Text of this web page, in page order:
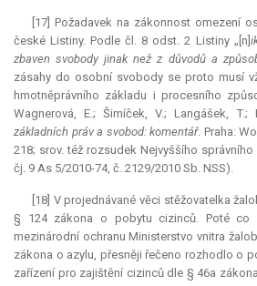
[17] Požadavek na zákonnost omezení
české Listiny. Podle čl. 8 odst. 2 Listiny „[n]
zbaven svobody jinak než z důvodů a
zásahy do osobní svobody se proto musí
hmotněprávního základu i procesního
Wagnerová, E.; Šimíček, V.; Langášek,
základních práv a svobod: komentář. Praha:
218; srov. též rozsudek Nejvyššího
čj. 9 As 5/2010-74, č. 2129/2010 Sb. NSS).
[18] V projednávané věci stěžovatelka
§ 124 zákona o pobytu cizinců. Poté co
mezinárodní ochranu Ministerstvo vnitra
zákona o azylu, přesněji řečeno rozhodlo o
zařízení pro zajištění cizinců dle § 46a